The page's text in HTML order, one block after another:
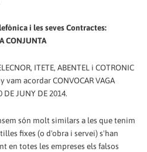
i les seves Contractes:
CONJUNTA
ITETE, ABENTEL i COTRONIC
acordar CONVOCAR VAGA
JUNY DE 2014.
són molt similars a les que tenim
fixes (o d'obra i servei) s'han
en totes les empreses els falsos